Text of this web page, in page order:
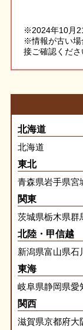
※2024年10月
※情報が古い場
接ご確認くださ
北海道
北海道
東北
青森県岩手県宮
関東
茨城県栃木県群
北陸・甲信越
新潟県富山県石
東海
岐阜県静岡県愛
関西
滋賀県京都府大